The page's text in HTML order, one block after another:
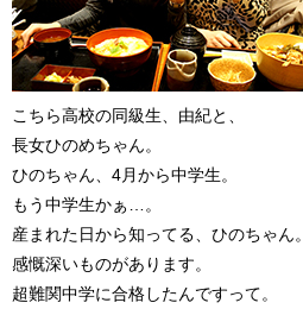
こちら高校の同級生、由紀と、
長女ひのめちゃん。
ひのちゃん、4月から中学生。
もう中学生かぁ…。
産まれた日から知ってる、ひのちゃん。
感慨深いものがあります。
超難関中学に合格したんですって。